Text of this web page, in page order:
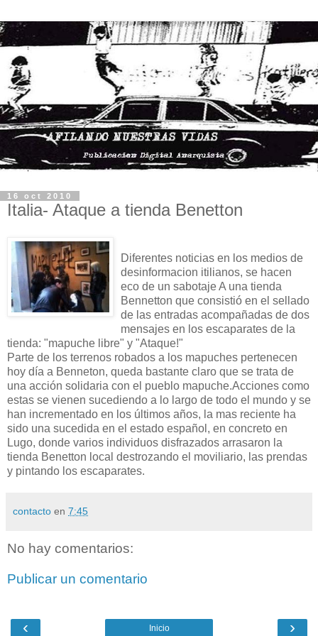
16 oct 2010
Italia- Ataque a tienda Benetton
Diferentes noticias en los medios de
desinformacion itilianos, se hacen
eco de un sabotaje A una tienda
Bennetton que consistió en el sellado
de las entradas acompañadas de dos
mensajes en los escaparates de la
tienda: "mapuche libre" y "Ataque!"
Parte de los terrenos robados a los mapuches pertenecen
hoy día a Benneton, queda bastante claro que se trata de
una acción solidaria con el pueblo mapuche.Acciones como
estas se vienen sucediendo a lo largo de todo el mundo y se
han incrementado en los últimos años, la mas reciente ha
sido una sucedida en el estado español, en concreto en
Lugo, donde varios individuos disfrazados arrasaron la
tienda Benetton local destrozando el moviliario, las prendas
y pintando los escaparates.
contacto en 7:45
No hay comentarios:
Publicar un comentario
‹ ›
Inicio